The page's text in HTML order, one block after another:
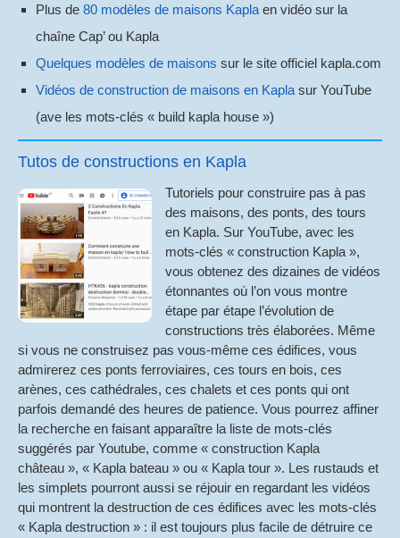
Plus de 80 modèles de maisons Kapla en vidéo sur la
chaîne Cap’ ou Kapla
Quelques modèles de maisons sur le site officiel kapla.com
Vidéos de construction de maisons en Kapla sur YouTube
(ave les mots-clés « build kapla house »)
Tutos de constructions en Kapla
Tutoriels pour construire pas à pas
des maisons, des ponts, des tours
en Kapla. Sur YouTube, avec les
mots-clés « construction Kapla »,
vous obtenez des dizaines de vidéos
étonnantes où l’on vous montre
étape par étape l’évolution de
constructions très élaborées. Même
si vous ne construisez pas vous-même ces édifices, vous
admirerez ces ponts ferroviaires, ces tours en bois, ces
arènes, ces cathédrales, ces chalets et ces ponts qui ont
parfois demandé des heures de patience. Vous pourrez affiner
la recherche en faisant apparaître la liste de mots-clés
suggérés par Youtube, comme « construction Kapla
château », « Kapla bateau » ou « Kapla tour ». Les rustauds et
les simplets pourront aussi se réjouir en regardant les vidéos
qui montrent la destruction de ces édifices avec les mots-clés
« Kapla destruction » : il est toujours plus facile de détruire ce